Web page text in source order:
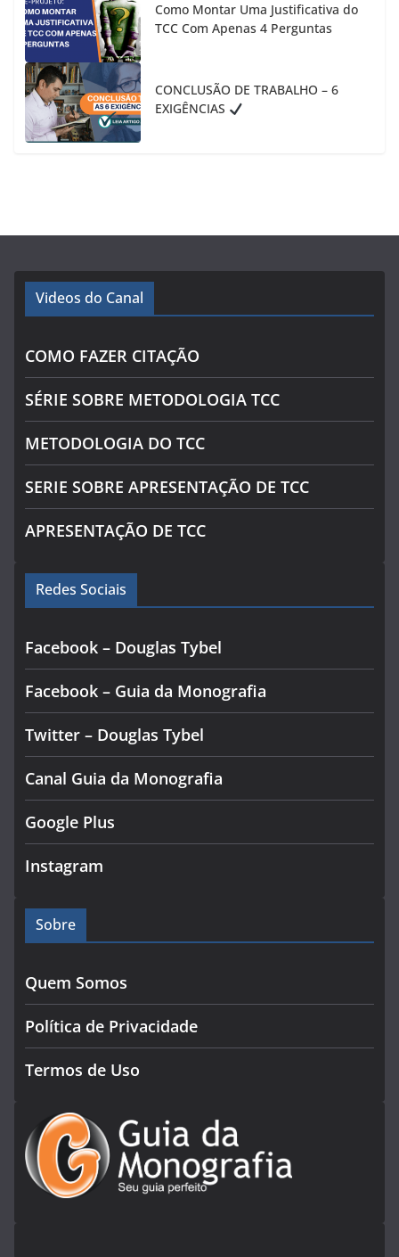
Como Montar Uma Justificativa do
TCC Com Apenas 4 Perguntas
CONCLUSÃO DE TRABALHO – 6
EXIGÊNCIAS
Videos do Canal
COMO FAZER CITAÇÃO
SÉRIE SOBRE METODOLOGIA TCC
METODOLOGIA DO TCC
SERIE SOBRE APRESENTAÇÃO DE TCC
APRESENTAÇÃO DE TCC
Redes Sociais
Facebook – Douglas Tybel
Facebook – Guia da Monografia
Twitter – Douglas Tybel
Canal Guia da Monografia
Google Plus
Instagram
Sobre
Quem Somos
Política de Privacidade
Termos de Uso